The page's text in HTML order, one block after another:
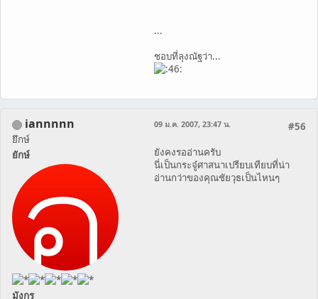
...
ชอบที่ลุงณัฐว่า...
iannnnn
ยึกษ์
ยักษ์
มังกร
#56
09 ม.ค. 2007, 23:47 น.
ยังคงรออ่านครับ
นี่เป็นกระจู๋ศาสนาเปรียบเทียบที่น่า
อ่านกว่าของคุณชัยวุธเป็นไหนๆ